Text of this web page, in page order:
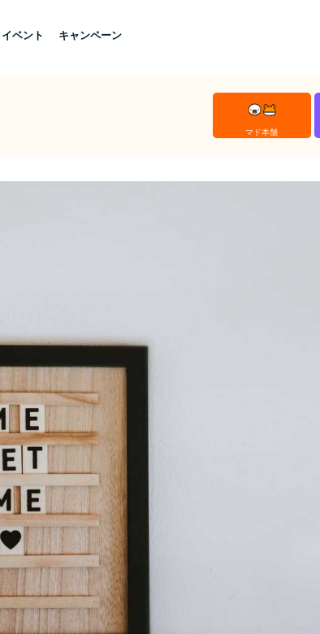
イベント キャンペーン
マド本舗